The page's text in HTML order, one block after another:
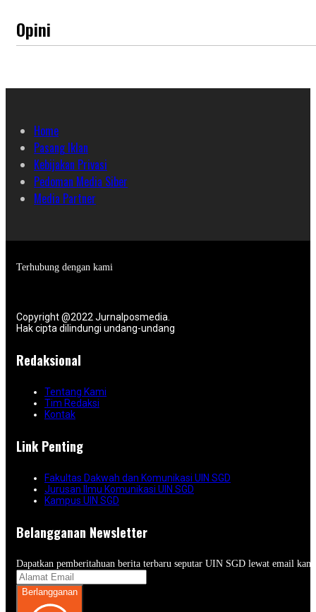
Opini
Home
Pasang Iklan
Kebijakan Privasi
Pedoman Media Siber
Media Partner
Terhubung dengan kami
Copyright @2022 Jurnalposmedia.
Hak cipta dilindungi undang-undang
Redaksional
Tentang Kami
Tim Redaksi
Kontak
Link Penting
Fakultas Dakwah dan Komunikasi UIN SGD
Jurusan Ilmu Komunikasi UIN SGD
Kampus UIN SGD
Belangganan Newsletter
Dapatkan pemberitahuan berita terbaru seputar UIN SGD lewat email
Berlangganan